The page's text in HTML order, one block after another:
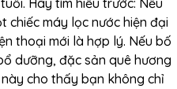
Hãy tìm hiểu trước: Nếu
chiếc máy lọc nước hiện đại
thoại mới là hợp lý. Nếu bố
dưỡng, đặc sản quê hương
cho thấy bạn không chỉ